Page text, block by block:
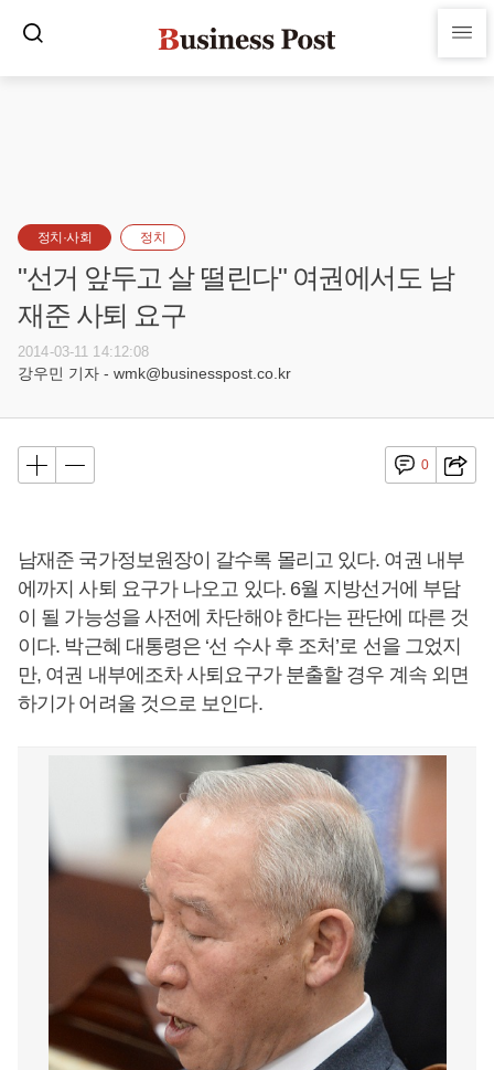
정치·사회 정치
"선거 앞두고 살 떨린다" 여권에서도 남
재준 사퇴 요구
2014-03-11 14:12:08
강우민 기자 - wmk@businesspost.co.kr
0
남재준 국가정보원장이 갈수록 몰리고 있다. 여권 내부
에까지 사퇴 요구가 나오고 있다. 6월 지방선거에 부담
이 될 가능성을 사전에 차단해야 한다는 판단에 따른 것
이다. 박근혜 대통령은 ‘선 수사 후 조처’로 선을 그었지
만, 여권 내부에조차 사퇴요구가 분출할 경우 계속 외면
하기가 어려울 것으로 보인다.